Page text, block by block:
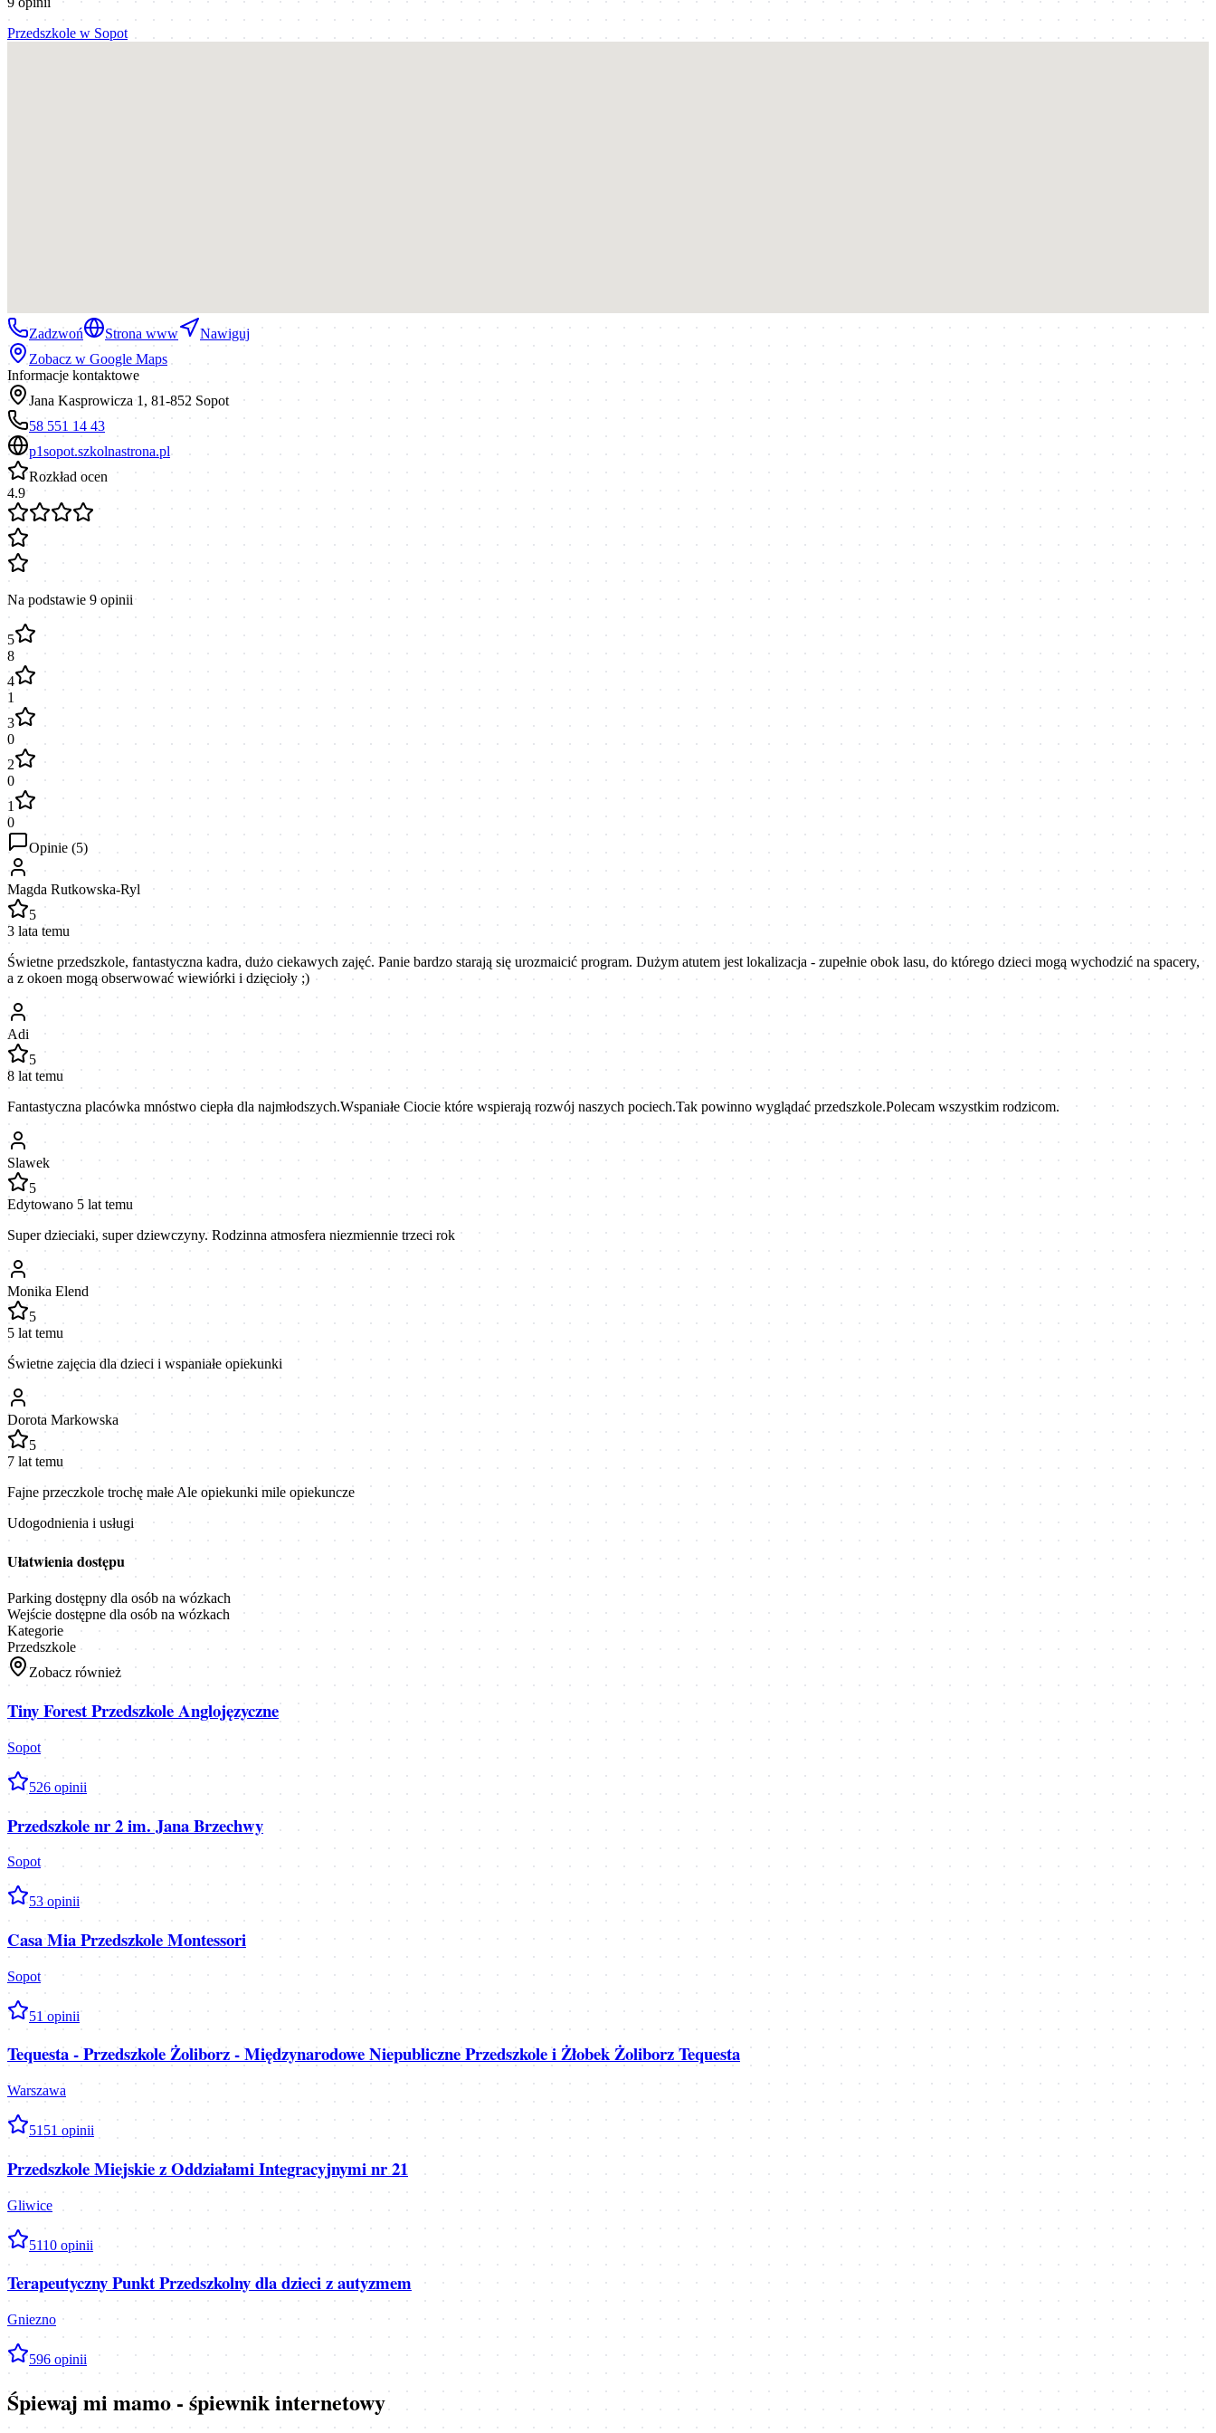
Przedszkole w Sopot
Zadzwoń Strona www
Nawiguj
Zobacz w Google Maps
Informacje kontaktowe
Jana Kasprowicza 1, 81-852 Sopot
58 551 14 43
p1sopot.szkolnastrona.pl
Rozkład ocen
4.9
Na podstawie 9opinii
5
8
4
1
3
0
2
0
1
0
Opinie (5)
Magda Rutkowska-Ryl
5
3 lata temu
Świetne przedszkole, fantastyczna kadra, dużo ciekawych zajęć. Panie bardzo starają się urozmaicić program. Dużym atutem jest lokalizacja - zupełnie obok lasu, do którego dzieci mogą wychodzić na spacery,
a z okoen mogą obserwować wiewiórki i dzięcioły ;)
Adi
5
8 lat temu
Fantastyczna placówka mnóstwo ciepła dla najmłodszych.Wspaniałe Ciocie które wspierają rozwój naszych pociech.Tak powinno wyglądać przedszkole.Polecam wszystkim rodzicom.
Slawek
5
Edytowano 5 lat temu
Super dzieciaki, super dziewczyny. Rodzinna atmosfera niezmiennie trzeci rok
Monika Elend
5
5 lat temu
Świetne zajęcia dla dzieci i wspaniałe opiekunki
Dorota Markowska
5
7 lat temu
Fajne przeczkole trochę małe Ale opiekunki mile opiekuncze
Udogodnienia i usługi
Ułatwienia dostępu
Parking dostępny dla osób na wózkach
Wejście dostępne dla osób na wózkach
Kategorie
Przedszkole
Zobacz również
Tiny Forest Przedszkole Anglojęzyczne
Sopot
526 opinii
Przedszkole nr 2 im. Jana Brzechwy
Sopot
53opinii
Casa Mia Przedszkole Montessori
Sopot
51 opinii
Tequesta - Przedszkole Żoliborz - Międzynarodowe Niepubliczne Przedszkole i Żłobek Żoliborz Tequesta
Warszawa
5151 opinii
Przedszkole Miejskie z Oddziałami Integracyjnymi nr 21
Gliwice
5110 opinii
Terapeutyczny Punkt Przedszkolny dla dzieci z autyzmem
Gniezno
596 opinii
Śpiewaj mi mamo - śpiewnik internetowy